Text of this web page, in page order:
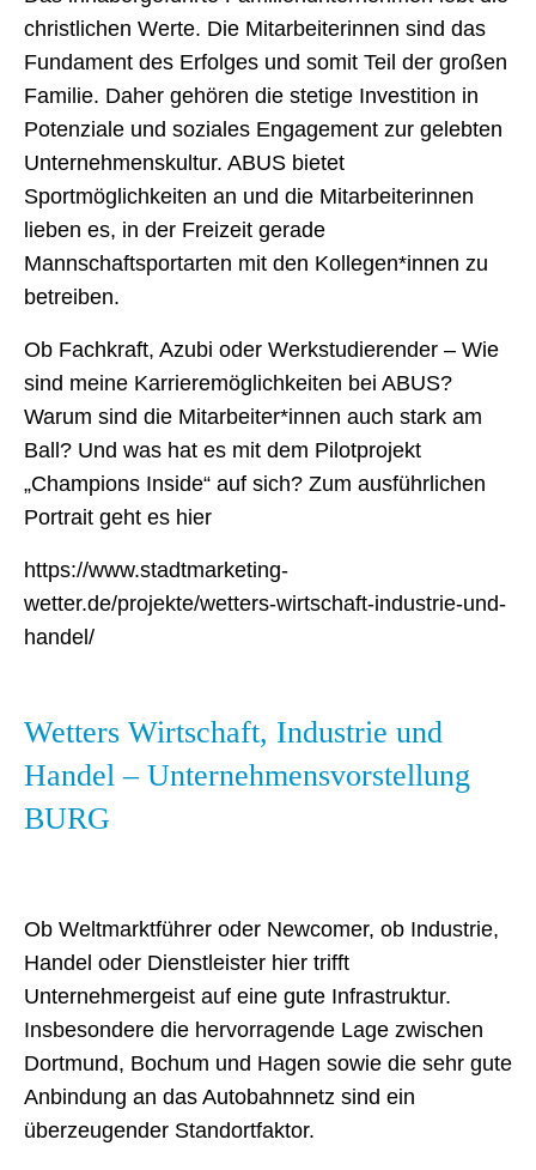
christlichen Werte. Die Mitarbeiterinnen sind das
Fundament des Erfolges und somit Teil der großen
Familie. Daher gehören die stetige Investition in
Potenziale und soziales Engagement zur gelebten
Unternehmenskultur. ABUS bietet
Sportmöglichkeiten an und die Mitarbeiterinnen
lieben es, in der Freizeit gerade
Mannschaftsportarten mit den Kollegen*innen zu
betreiben.
Ob Fachkraft, Azubi oder Werkstudierender – Wie
sind meine Karrieremöglichkeiten bei ABUS?
Warum sind die Mitarbeiter*innen auch stark am
Ball? Und was hat es mit dem Pilotprojekt
„Champions Inside“ auf sich? Zum ausführlichen
Portrait geht es hier
https://www.stadtmarketing-
wetter.de/projekte/wetters-wirtschaft-industrie-und-
handel/
Wetters Wirtschaft, Industrie und
Handel – Unternehmensvorstellung
BURG
Ob Weltmarktführer oder Newcomer, ob Industrie,
Handel oder Dienstleister hier trifft
Unternehmergeist auf eine gute Infrastruktur.
Insbesondere die hervorragende Lage zwischen
Dortmund, Bochum und Hagen sowie die sehr gute
Anbindung an das Autobahnnetz sind ein
überzeugender Standortfaktor.